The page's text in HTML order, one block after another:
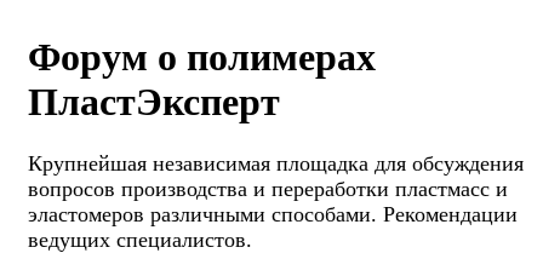
Форум о полимерах
ПластЭксперт
Крупнейшая независимая площадка для обсуждения
вопросов производства и переработки пластмасс и
эластомеров различными способами. Рекомендации
ведущих специалистов.